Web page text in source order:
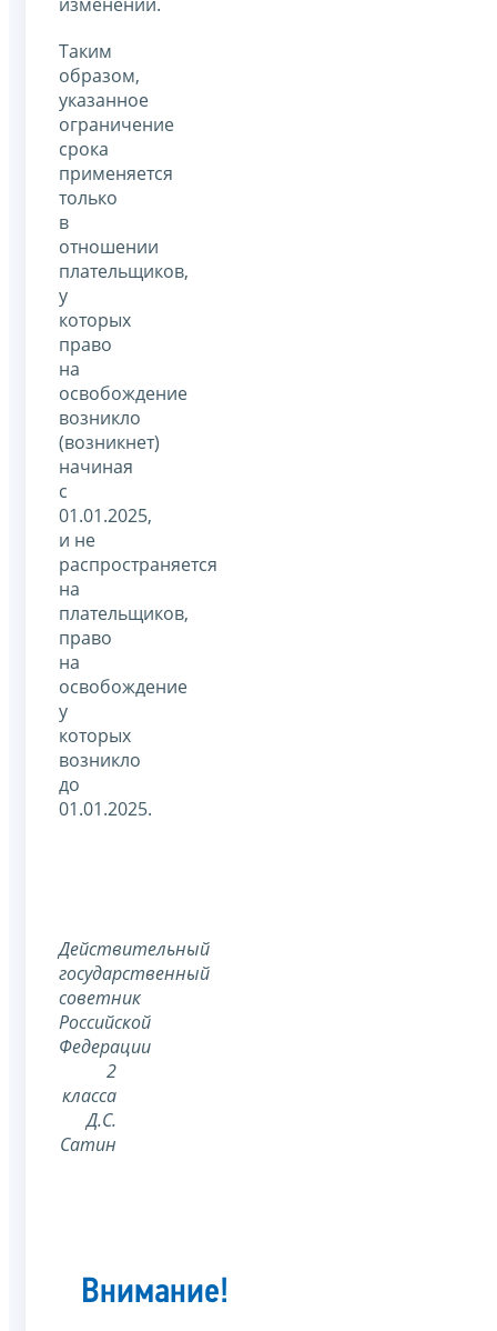
Таким
образом,
указанное
ограничение
срока
применяется
только
в
отношении
плательщиков,
у
которых
право
на
освобождение
возникло
(возникнет)
начиная
с
01.01.2025,
и не
распространяется
на
плательщиков,
право
на
освобождение
у
которых
возникло
до
01.01.2025.
Действительный
государственный
советник
Российской
Федерации
2
класса
Д.С.
Сатин
Внимание!